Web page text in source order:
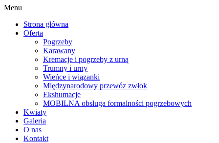
Menu
Strona główna
Oferta
Pogrzeby
Karawany
Kremacje i pogrzeby z urną
Trumny i urny
Wieńce i wiązanki
Międzynarodowy przewóz zwłok
Ekshumacje
MOBILNA obsługa formalności pogrzebowych
Kwiaty
Galeria
O nas
Kontakt